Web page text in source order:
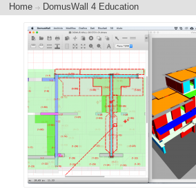
Home DomusWall 4 Education